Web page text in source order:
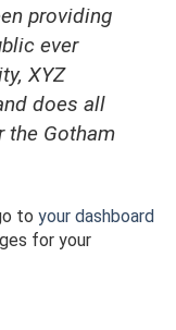
providing
ever
XYZ
does all
the Gotham
to your dashboard
for your